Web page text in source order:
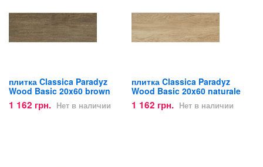
плитка Classica Paradyz
Wood Basic 20x60 brown
1 162 грн. Нет в наличии
плитка Classica Paradyz
Wood Basic 20x60 naturale
1 162 грн. Нет в наличии